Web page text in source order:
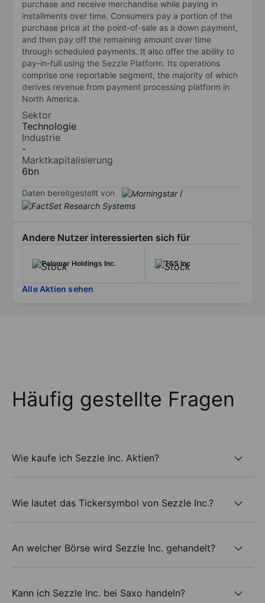
purchase and receive merchandise while paying in
installments over time. Consumers pay a portion of the
purchase price at the point-of-sale as a down payment,
and then pay off the remaining amount over time
through scheduled payments. It also offer the ability to
pay-in-full using the Sezzle Platform. Its operations
comprise one reportable segment, the majority of which
derives revenue from payment processing platform in
North America.
Sektor
Technologie
Industrie
-
Marktkapitalisierung
6bn
Daten bereitgestellt von /
Andere Nutzer interessierten sich für
Palomar Holdings Inc. TSS Inc
Alle Aktien sehen
Häufig gestellte Fragen
Wie kaufe ich Sezzle Inc. Aktien?
Wie lautet das Tickersymbol von Sezzle Inc.?
An welcher Börse wird Sezzle Inc. gehandelt?
Kann ich Sezzle Inc. bei Saxo handeln?